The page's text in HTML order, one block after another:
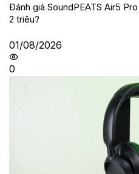
Đánh giá SoundPEATS Air5
2 triệu?
01/08/2026
0